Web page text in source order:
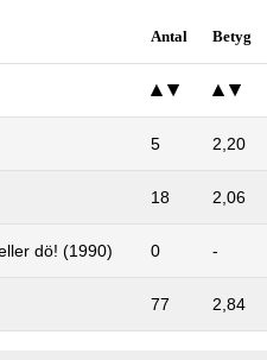
Antal Betyg
5 2,20
18 2,06
dö! (1990) 0 -
77 2,84